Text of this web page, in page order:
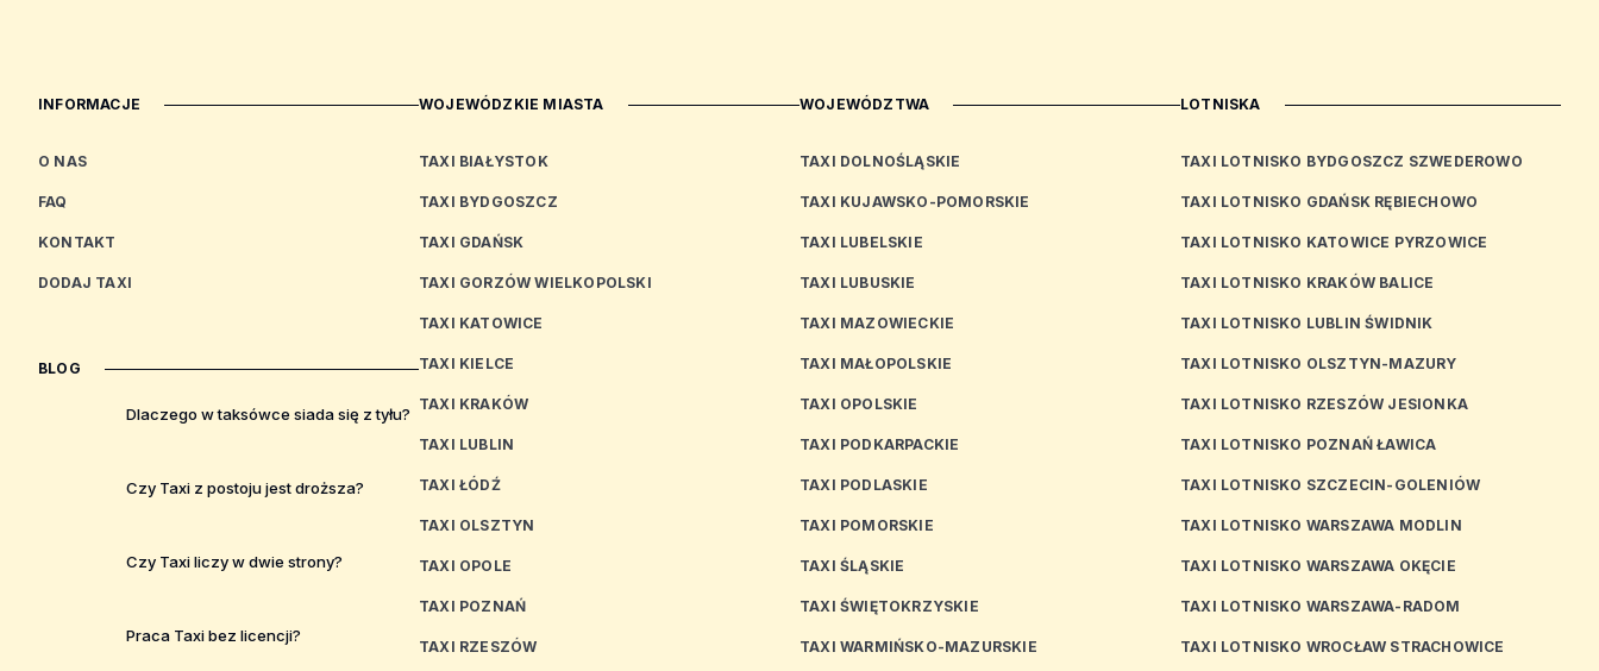
INFORMACJE
O NAS
FAQ
KONTAKT
DODAJ TAXI
BLOG
Dlaczego w taksówce siada się z tyłu?
Czy Taxi z postoju jest droższa?
Czy Taxi liczy w dwie strony?
Praca Taxi bez licencji?
WOJEWÓDZKIE MIASTA
TAXI BIAŁYSTOK
TAXI BYDGOSZCZ
TAXI GDAŃSK
TAXI GORZÓW WIELKOPOLSKI
TAXI KATOWICE
TAXI KIELCE
TAXI KRAKÓW
TAXI LUBLIN
TAXI ŁÓDŹ
TAXI OLSZTYN
TAXI OPOLE
TAXI POZNAŃ
TAXI RZESZÓW
WOJEWÓDZTWA
TAXI DOLNOŚLĄSKIE
TAXI KUJAWSKO-POMORSKIE
TAXI LUBELSKIE
TAXI LUBUSKIE
TAXI MAZOWIECKIE
TAXI MAŁOPOLSKIE
TAXI OPOLSKIE
TAXI PODKARPACKIE
TAXI PODLASKIE
TAXI POMORSKIE
TAXI ŚLĄSKIE
TAXI ŚWIĘTOKRZYSKIE
TAXI WARMIŃSKO-MAZURSKIE
LOTNISKA
TAXI LOTNISKO BYDGOSZCZ SZWEDEROWO
TAXI LOTNISKO GDAŃSK RĘBIECHOWO
TAXI LOTNISKO KATOWICE PYRZOWICE
TAXI LOTNISKO KRAKÓW BALICE
TAXI LOTNISKO LUBLIN ŚWIDNIK
TAXI LOTNISKO OLSZTYN-MAZURY
TAXI LOTNISKO RZESZÓW JESIONKA
TAXI LOTNISKO POZNAŃ ŁAWICA
TAXI LOTNISKO SZCZECIN-GOLENIÓW
TAXI LOTNISKO WARSZAWA MODLIN
TAXI LOTNISKO WARSZAWA OKĘCIE
TAXI LOTNISKO WARSZAWA-RADOM
TAXI LOTNISKO WROCŁAW STRACHOWICE